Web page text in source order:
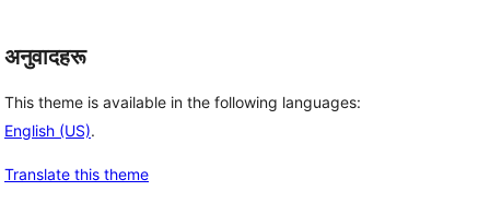
अनुवादहरू
This theme is available in the following languages:
English (US).
Translate this theme